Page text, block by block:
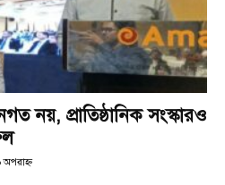
নয়, প্রাতিষ্ঠানিক সংস্কারও